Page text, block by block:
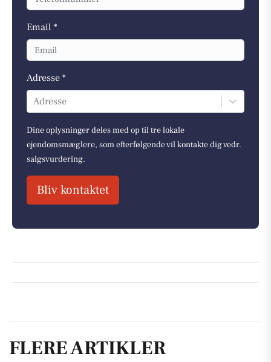
Email *
Adresse *
Adresse
Dine oplysninger deles med op til tre lokale
ejendomsmæglere, som efterfølgende vil kontakte dig vedr.
salgsvurdering.
Bliv kontaktet
FLERE ARTIKLER